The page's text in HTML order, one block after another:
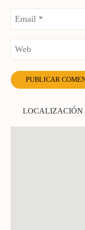
LOCALIZACIÓN